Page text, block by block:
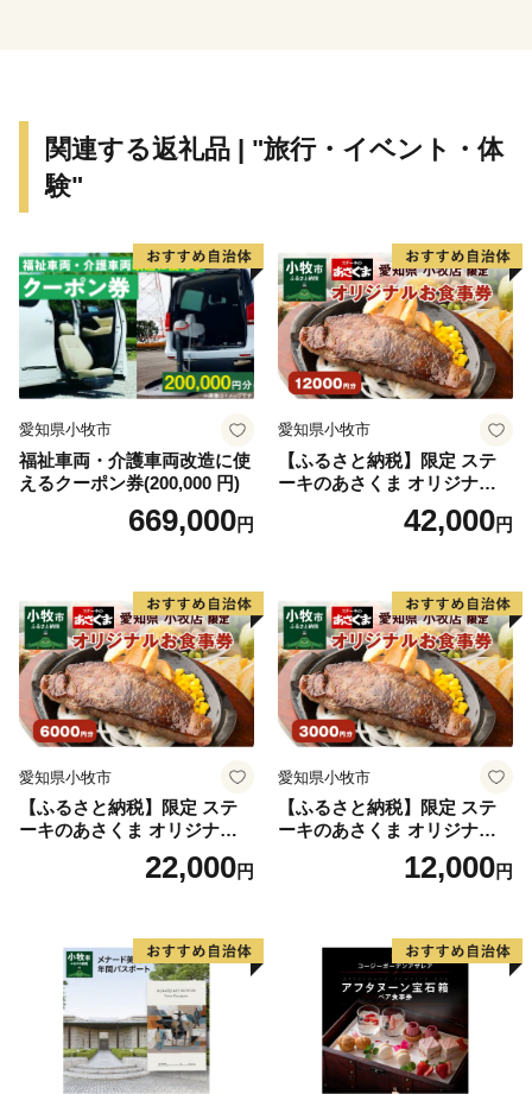
関連する返礼品 | "旅行・イベント・体
験"
愛知県小牧市
福祉車両・介護車両改造に使
えるクーポン券(200,000 円)
669,000円
愛知県小牧市
【ふるさと納税】限定 ステ
ーキのあさくま オリジナル
お食事券 12000円 お好きなメ
ニュー 好きなだけ コーンス
県 小牧店 小牧市 チケット 送
料無料
42,000円
愛知県小牧市
【ふるさと納税】限定 ステ
ーキのあさくま オリジナル
お食事券 6000円 お好きなメ
ニュー 好きなだけ コーンス
県 小牧店 小牧市 チケット 送
料無料
22,000円
愛知県小牧市
【ふるさと納税】限定 ステ
ーキのあさくま オリジナル
お食事券 3000円 お好きなメ
ニュー 好きなだけ コーンス
県 小牧店 小牧市 チケット 送
12,000円